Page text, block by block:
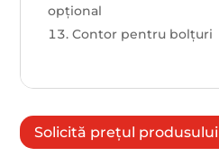
opţional
Contor pentru bolțuri
Solicită prețul produsului